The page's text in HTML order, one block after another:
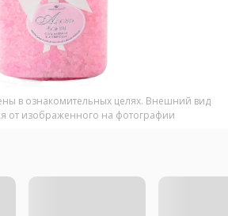
в ознакомительных целях. Внешний вид
от изображенного на фотографии